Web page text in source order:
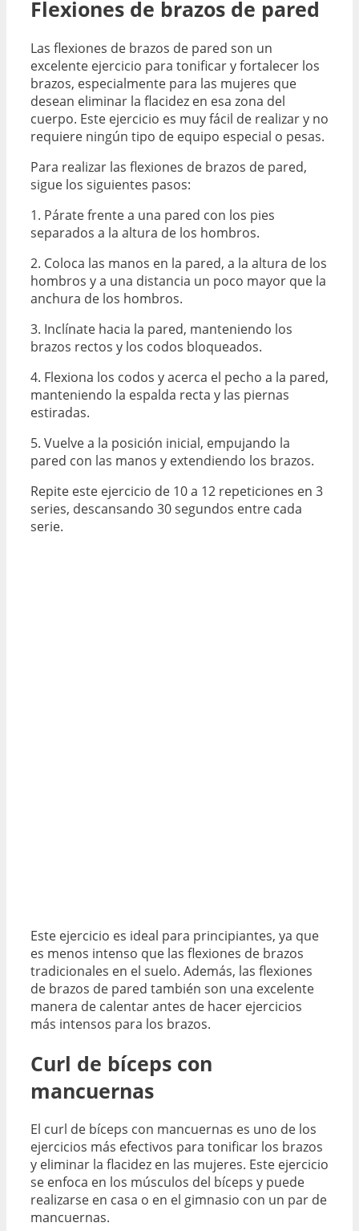
Flexiones de brazos de pared
Las flexiones de brazos de pared son un
excelente ejercicio para tonificar y fortalecer los
brazos, especialmente para las mujeres que
desean eliminar la flacidez en esa zona del
cuerpo. Este ejercicio es muy fácil de realizar y no
requiere ningún tipo de equipo especial o pesas.
Para realizar las flexiones de brazos de pared,
sigue los siguientes pasos:
1. Párate frente a una pared con los pies
separados a la altura de los hombros.
2. Coloca las manos en la pared, a la altura de los
hombros y a una distancia un poco mayor que la
anchura de los hombros.
3. Inclínate hacia la pared, manteniendo los
brazos rectos y los codos bloqueados.
4. Flexiona los codos y acerca el pecho a la pared,
manteniendo la espalda recta y las piernas
estiradas.
5. Vuelve a la posición inicial, empujando la
pared con las manos y extendiendo los brazos.
Repite este ejercicio de 10 a 12 repeticiones en 3
series, descansando 30 segundos entre cada
serie.
Este ejercicio es ideal para principiantes, ya que
es menos intenso que las flexiones de brazos
tradicionales en el suelo. Además, las flexiones
de brazos de pared también son una excelente
manera de calentar antes de hacer ejercicios
más intensos para los brazos.
Curl de bíceps con
mancuernas
El curl de bíceps con mancuernas es uno de los
ejercicios más efectivos para tonificar los brazos
y eliminar la flacidez en las mujeres. Este ejercicio
se enfoca en los músculos del bíceps y puede
realizarse en casa o en el gimnasio con un par de
mancuernas.